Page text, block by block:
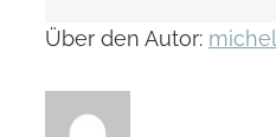
Über den Autor: michel